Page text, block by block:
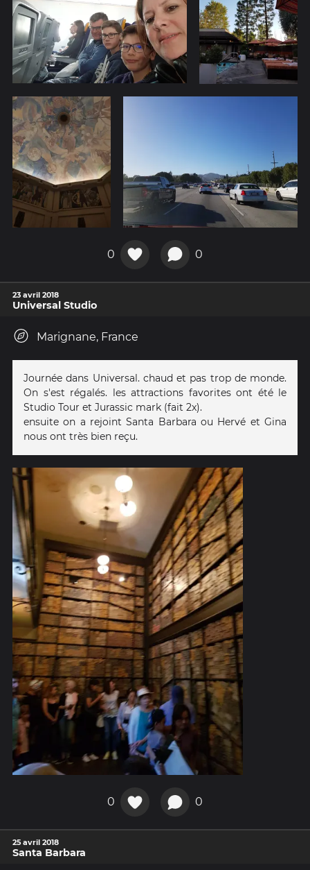
0 0
23 avril 2018
Universal Studio
Marignane, France
Journée dans Universal. chaud et pas trop de monde.
On s'est régalés. les attractions favorites ont été le
Studio Tour et Jurassic mark (fait 2x).
ensuite on a rejoint Santa Barbara ou Hervé et Gina
nous ont très bien reçu.
0 0
25 avril 2018
Santa Barbara